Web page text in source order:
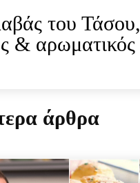
του Τάσου,
& αρωματικός
άρθρα